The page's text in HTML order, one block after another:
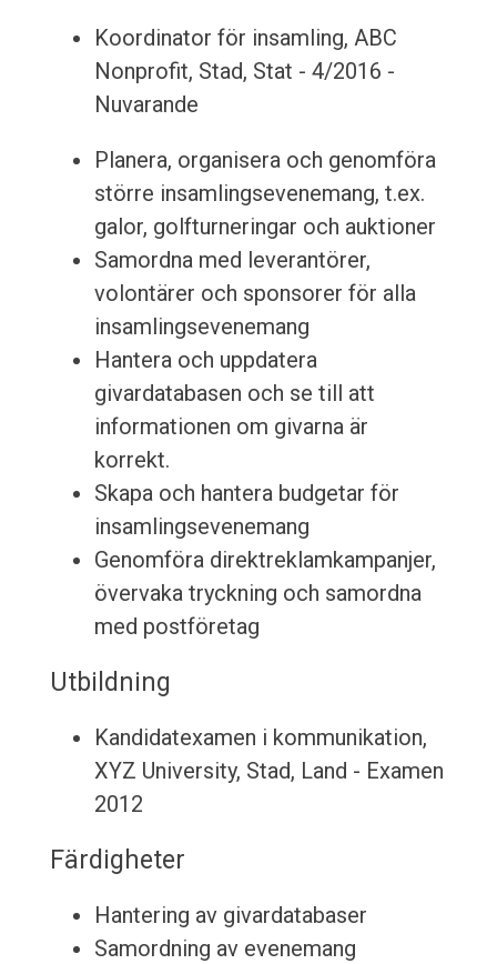
Koordinator för insamling, ABC
Nonprofit, Stad, Stat - 4/2016 -
Nuvarande
Planera, organisera och genomföra
större insamlingsevenemang, t.ex.
galor, golfturneringar och auktioner
Samordna med leverantörer,
volontärer och sponsorer för alla
insamlingsevenemang
Hantera och uppdatera
givardatabasen och se till att
informationen om givarna är
korrekt.
Skapa och hantera budgetar för
insamlingsevenemang
Genomföra direktreklamkampanjer,
övervaka tryckning och samordna
med postföretag
Utbildning
Kandidatexamen i kommunikation,
XYZ University, Stad, Land - Examen
2012
Färdigheter
Hantering av givardatabaser
Samordning av evenemang